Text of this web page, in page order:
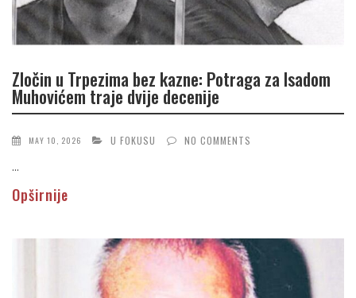
Zločin u Trpezima bez kazne: Potraga za Isadom
Muhovićem traje dvije decenije
MAY 10, 2026 U FOKUSU NO COMMENTS
...
Opširnije